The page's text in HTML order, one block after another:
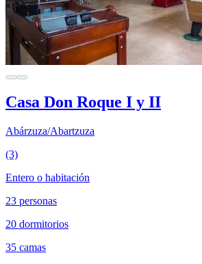
Casa Don Roque I y II
Abárzuza/Abartzuza
(3)
Entero o habitación
23 personas
20 dormitorios
35 camas